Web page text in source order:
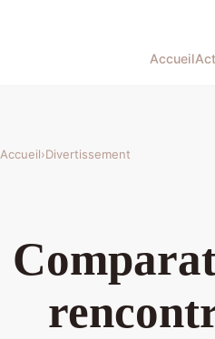
Accueil
Accueil›Divertissement